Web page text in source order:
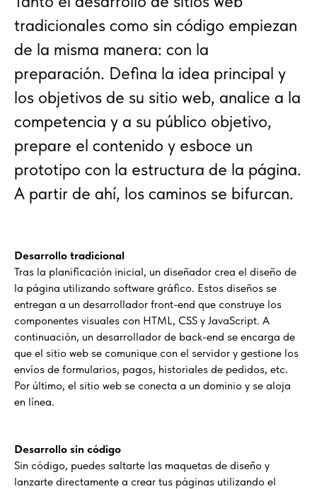
tradicionales como sin código empiezan
de la misma manera: con la
preparación. Defina la idea principal y
los objetivos de su sitio web, analice a la
competencia y a su público objetivo,
prepare el contenido y esboce un
prototipo con la estructura de la página.
A partir de ahí, los caminos se bifurcan.
Desarrollo tradicional
Tras la planificación inicial, un diseñador crea el diseño de
la página utilizando software gráfico. Estos diseños se
entregan a un desarrollador front-end que construye los
componentes visuales con HTML, CSS y JavaScript. A
continuación, un desarrollador de back-end se encarga de
que el sitio web se comunique con el servidor y gestione los
envíos de formularios, pagos, historiales de pedidos, etc.
Por último, el sitio web se conecta a un dominio y se aloja
en línea.
Desarrollo sin código
Sin código, puedes saltarte las maquetas de diseño y
lanzarte directamente a crear tus páginas utilizando el